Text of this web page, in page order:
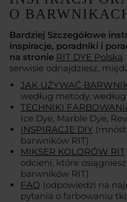
O
Bardziej Szczegółowe
inspiracje, poradniki i
na stronie RIT DYE Polska
serwisie odnajdziesz,
JAK UŻYWAĆ
według metody,
TECHNIKI
Ice Dye, Marble Dye,
INSPIRACJE DIY
barwników RIT)
MIKSER KOLORÓW RIT
odcieni, które
barwników RIT)
FAQ (odpowiedzi na
pytania o farbowaniu